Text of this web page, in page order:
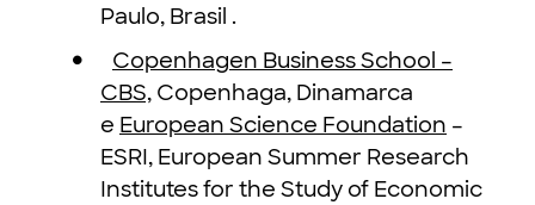
Paulo, Brasil .
Copenhagen Business School –
CBS, Copenhaga, Dinamarca
e European Science Foundation –
ESRI, European Summer Research
Institutes for the Study of Economic